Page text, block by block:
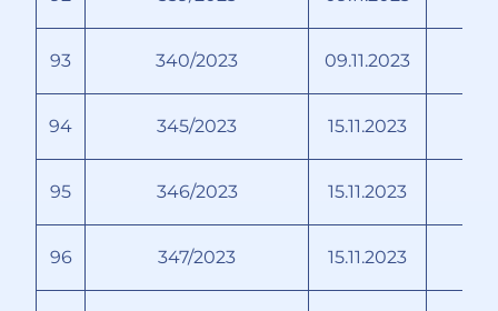
93 340/2023 09.11.2023
94 345/2023 15.11.2023
95 346/2023 15.11.2023
96 347/2023 15.11.2023